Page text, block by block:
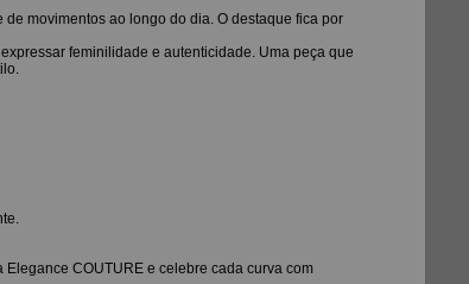
movimentos ao longo do dia. O destaque fica por
feminilidade e autenticidade. Uma peça que
COUTURE e celebre cada curva com